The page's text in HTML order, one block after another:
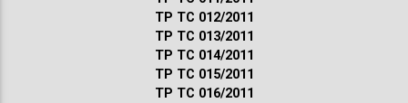
ТР ТС 012/2011
ТР ТС 013/2011
ТР ТС 014/2011
ТР ТС 015/2011
ТР ТС 016/2011